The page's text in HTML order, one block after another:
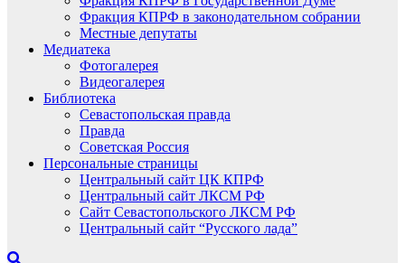
Фракция КПРФ в законодательном собрании
Местные депутаты
Медиатека
Фотогалерея
Видеогалерея
Библиотека
Севастопольская правда
Правда
Советская Россия
Персональные страницы
Центральный сайт ЦК КПРФ
Центральный сайт ЛКСМ РФ
Сайт Севастопольского ЛКСМ РФ
Центральный сайт “Русского лада”